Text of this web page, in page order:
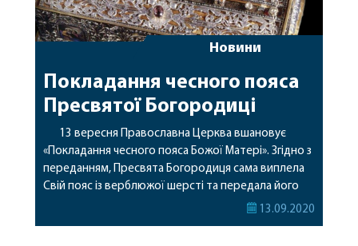
Новини
Покладання чесного пояса
Пресвятої Богородиці
13 вересня Православна Церква вшановує
«Покладання чесного пояса Божої Матері». Згідно з
переданням, Пресвята Богородиця сама виплела
Свій пояс із верблюжої шерсті та передала його
апостолу Фомі, коли возносилася на Небеса. Цим
13.09.2020